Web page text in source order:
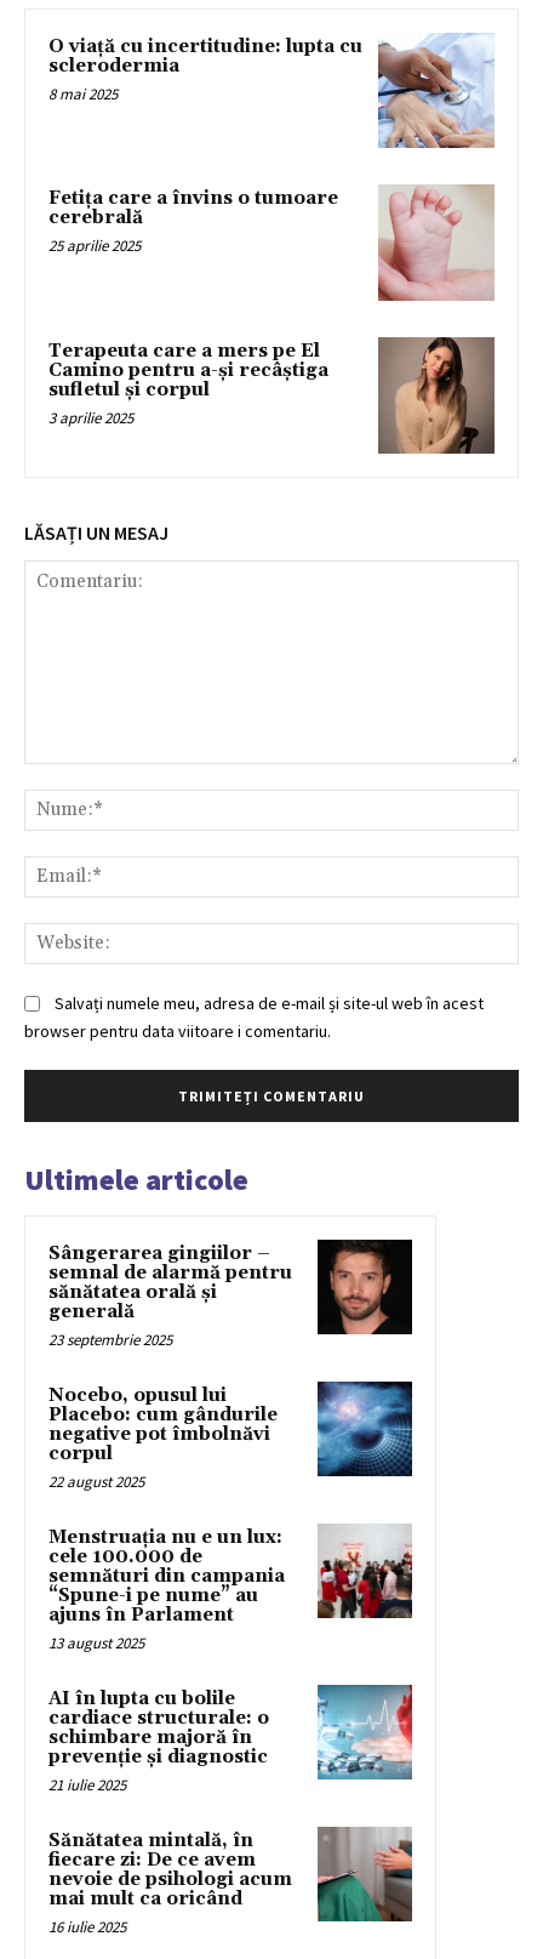
O viață cu incertitudine: lupta cu
sclerodermia
8 mai 2025
Fetița care a învins o tumoare
cerebrală
25 aprilie 2025
Terapeuta care a mers pe El
Camino pentru a-și recâștiga
sufletul și corpul
3 aprilie 2025
LĂSAȚI UN MESAJ
Salvați numele meu, adresa de e-mail și site-ul web în acest
browser pentru data viitoare i comentariu.
Ultimele articole
Sângerarea gingiilor –
semnal de alarmă pentru
sănătatea orală și
generală
23 septembrie 2025
Nocebo, opusul lui
Placebo: cum gândurile
negative pot îmbolnăvi
corpul
22 august 2025
Menstruația nu e un lux:
cele 100.000 de
semnături din campania
“Spune-i pe nume” au
ajuns în Parlament
13 august 2025
AI în lupta cu bolile
cardiace structurale: o
schimbare majoră în
prevenție și diagnostic
21 iulie 2025
Sănătatea mintală, în
fiecare zi: De ce avem
nevoie de psihologi acum
mai mult ca oricând
16 iulie 2025